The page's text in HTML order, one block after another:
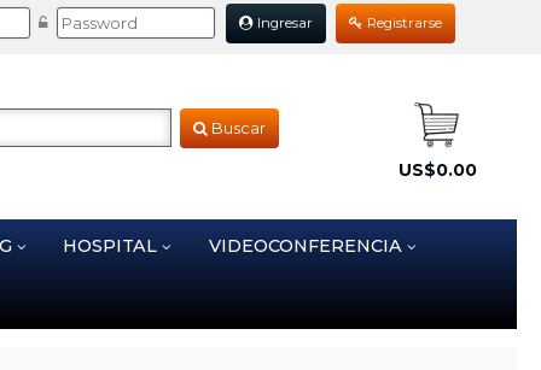
Ingresar Registrarse
Buscar
US$0.00
HOSPITAL VIDEOCONFERENCIA